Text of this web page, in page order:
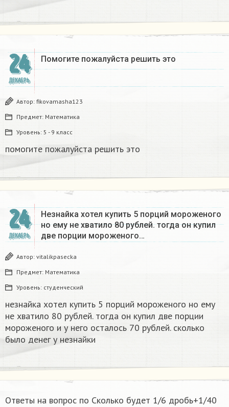
24
ДЕКАБРЬ
Помогите пожалуйста решить это
Автор: fikovamasha123
Предмет: Математика
Уровень: 5 - 9 класс
помогите пожалуйста решить это
24
ДЕКАБРЬ
Незнайка хотел купить 5 порций мороженого
но ему не хватило 80 рублей. тогда он купил
две порции мороженого…
Автор: vitalikpasecka
Предмет: Математика
Уровень: студенческий
незнайка хотел купить 5 порций мороженого но ему
не хватило 80 рублей. тогда он купил две порции
мороженого и у него осталось 70 рублей. сколько
было денег у незнайки
Ответы на вопрос по Сколько будет 1/6 дробь+1/40